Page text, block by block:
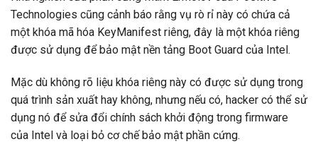
Technologies cũng cảnh báo rằng vụ rò rỉ này có chứa cả
một khóa mã hóa KeyManifest riêng, đây là một khóa riêng
được sử dụng để bảo mật nền tảng Boot Guard của Intel.
Mặc dù không rõ liệu khóa riêng này có được sử dụng trong
quá trình sản xuất hay không, nhưng nếu có, hacker có thể sử
dụng nó để sửa đổi chính sách khởi động trong firmware
của Intel và loại bỏ cơ chế bảo mật phần cứng.